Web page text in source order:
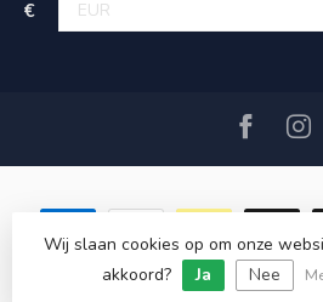
€
© Copyright 2026 SAIL360
Wij slaan cookies op om onze
akkoord?
Ja Nee